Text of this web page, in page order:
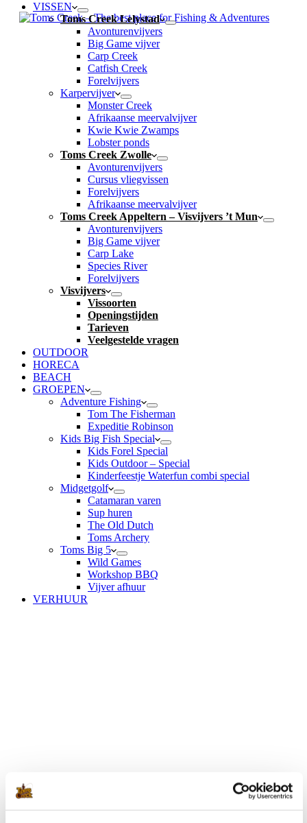
VISSEN
Toms Creek Lelystad
Avonturenvijvers
Big Game vijver
Carp Creek
Catfish Creek
Forelvijvers
Karpervijver
Monster Creek
Afrikaanse meervalvijver
Kwie Kwie Zwamps
Lobster ponds
Toms Creek Zwolle
Avonturenvijvers
Cursus vliegvissen
Forelvijvers
Afrikaanse meervalvijver
Toms Creek Appeltern – Visvijvers ’t Mun
Avonturenvijvers
Big Game vijver
Carp Lake
Species River
Forelvijvers
Visvijvers
Vissoorten
Openingstijden
Tarieven
Veelgestelde vragen
OUTDOOR
HORECA
BEACH
GROEPEN
Adventure Fishing
Tom The Fisherman
Expeditie Robinson
Kids Big Fish Special
Kids Forel Special
Kids Outdoor – Special
Kinderfeestje Waterfun combi special
Midgetgolf
Catamaran varen
Sup huren
The Old Dutch
Toms Archery
Toms Big 5
Wild Games
Workshop BBQ
Vijver afhuur
VERHUUR